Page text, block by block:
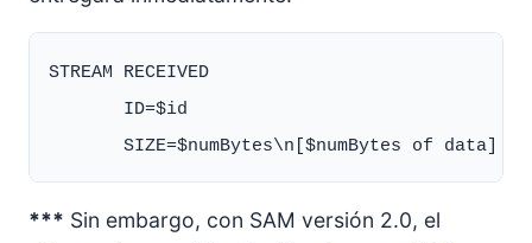
STREAM RECEIVED
       ID=$id
*** Sin embargo, con SAM versión 2.0, el